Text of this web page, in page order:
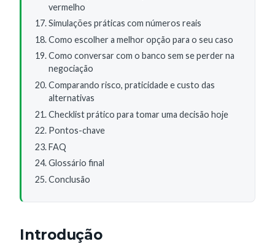
vermelho
Simulações práticas com números reais
Como escolher a melhor opção para o seu caso
Como conversar com o banco sem se perder na
negociação
Comparando risco, praticidade e custo das
alternativas
Checklist prático para tomar uma decisão hoje
Pontos-chave
FAQ
Glossário final
Conclusão
Introdução